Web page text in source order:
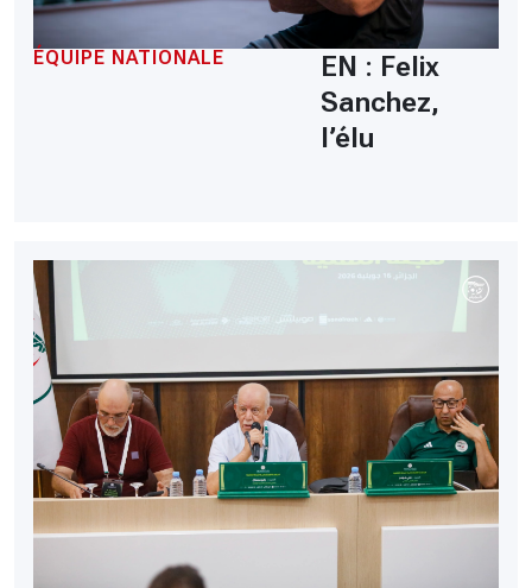
ÉQUIPE NATIONALE
EN : Felix
Sanchez,
l’élu